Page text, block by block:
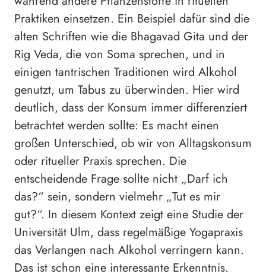
Praktiken einsetzen. Ein Beispiel dafür sind die
alten Schriften wie die Bhagavad Gita und der
Rig Veda, die von Soma sprechen, und in
einigen tantrischen Traditionen wird Alkohol
genutzt, um Tabus zu überwinden. Hier wird
deutlich, dass der Konsum immer differenziert
betrachtet werden sollte: Es macht einen
großen Unterschied, ob wir von Alltagskonsum
oder ritueller Praxis sprechen. Die
entscheidende Frage sollte nicht „Darf ich
das?“ sein, sondern vielmehr „Tut es mir
gut?“. In diesem Kontext zeigt eine Studie der
Universität Ulm, dass regelmäßige Yogapraxis
das Verlangen nach Alkohol verringern kann.
Das ist schon eine interessante Erkenntnis.